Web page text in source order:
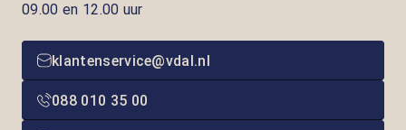
09.00 en 12.00 uur
klantenservice@vdal.nl
088 010 35 00